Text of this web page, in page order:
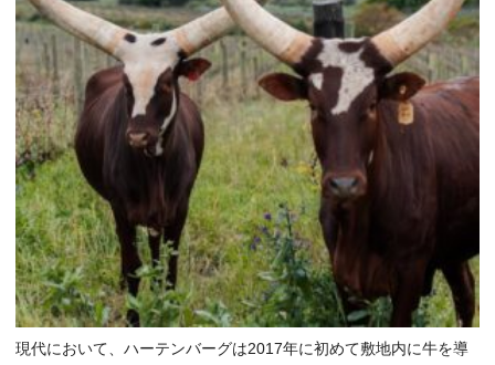
現代において、ハーテンバーグは2017年に初めて敷地内に牛を導